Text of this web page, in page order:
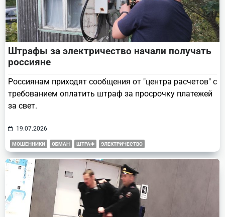
Штрафы за электричество начали получать
россияне
Россиянам приходят сообщения от "центра расчетов" с
требованием оплатить штраф за просрочку платежей
за свет.
19.07.2026
МОШЕННИКИ ОБМАН ШТРАФ ЭЛЕКТРИЧЕСТВО